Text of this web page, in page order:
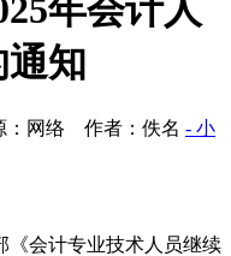
年会计人
通知
：网络 作者：佚名 - 小
《会计专业技术人员继续